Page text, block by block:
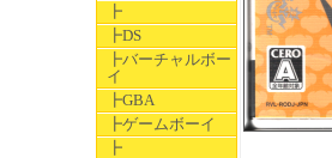
┣
┣DS
┣バーチャルボー
イ
┣GBA
┣ゲームボーイ
┣